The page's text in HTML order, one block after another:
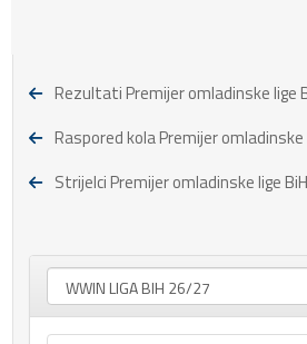
Rezultati Premijer omladinske lige
Raspored kola Premijer omladinske
Strijelci Premijer omladinske lige